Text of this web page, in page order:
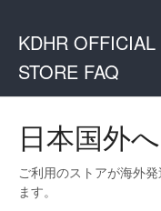
KDHR
STORE FAQ
日本国外
ご利用のストアが海外
ます。